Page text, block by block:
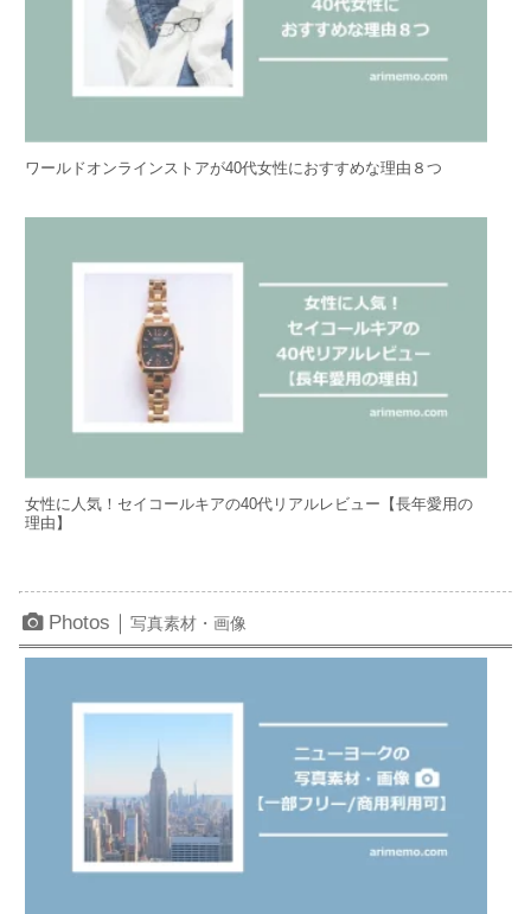
ワールドオンラインストアが40代女性におすすめな理由８つ
女性に人気！セイコールキアの40代リアルレビュー【長年愛用の
理由】
Photos｜ 写真素材・画像